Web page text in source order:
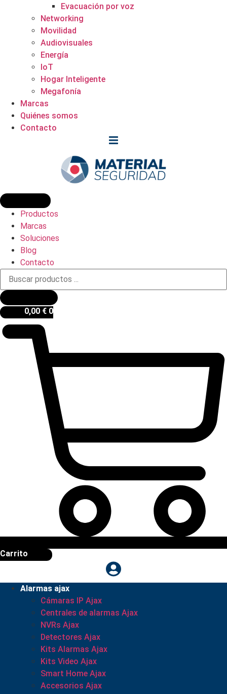
Evacuación por voz
Networking
Movilidad
Audiovisuales
Energía
IoT
Hogar Inteligente
Megafonía
Marcas
Quiénes somos
Contacto
Productos
Marcas
Soluciones
Blog
Contacto
Búsqueda
productos
0,00 € 0
Carrito
Alarmas ajax
Cámaras IP Ajax
Centrales de alarmas Ajax
NVRs Ajax
Detectores Ajax
Kits Alarmas Ajax
Kits Video Ajax
Smart Home Ajax
Accesorios Ajax